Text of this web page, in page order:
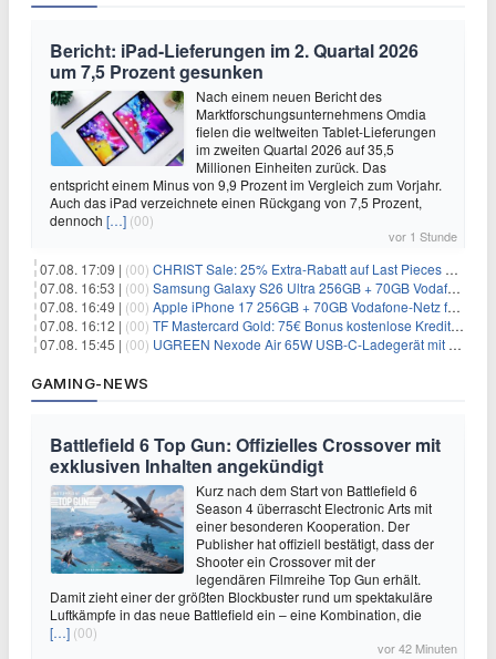
Bericht: iPad-Lieferungen im 2. Quartal 2026
um 7,5 Prozent gesunken
Nach einem neuen Bericht des
Marktforschungsunternehmens Omdia
fielen die weltweiten Tablet-Lieferungen
im zweiten Quartal 2026 auf 35,5
Millionen Einheiten zurück. Das
entspricht einem Minus von 9,9 Prozent im Vergleich zum Vorjahr.
Auch das iPad verzeichnete einen Rückgang von 7,5 Prozent,
dennoch […] (00)
vor 1 Stunde
07.08. 17:09 | (00) CHRIST Sale: 25% Extra-Rabatt auf Last Pieces bei Schmuck & Uhren
07.08. 16:53 | (00) Samsung Galaxy S26 Ultra 256GB + 70GB Vodafone-Netz für 34,99€/Monat (effektiv 4,74€/Monat)
07.08. 16:49 | (00) Apple iPhone 17 256GB + 70GB Vodafone-Netz für 34,99€/Monat (effektiv 6,41€/Monat)
07.08. 16:12 | (00) TF Mastercard Gold: 75€ Bonus kostenlose Kreditkarte ohne Fremdwährungsgebühren
07.08. 15:45 | (00) UGREEN Nexode Air 65W USB-C-Ladegerät mit GaN-Technik für 24,99€
GAMING-NEWS
Battlefield 6 Top Gun: Offizielles Crossover mit
exklusiven Inhalten angekündigt
Kurz nach dem Start von Battlefield 6
Season 4 überrascht Electronic Arts mit
einer besonderen Kooperation. Der
Publisher hat offiziell bestätigt, dass der
Shooter ein Crossover mit der
legendären Filmreihe Top Gun erhält.
Damit zieht einer der größten Blockbuster rund um spektakuläre
Luftkämpfe in das neue Battlefield ein – eine Kombination, die
[…] (00)
vor 42 Minuten